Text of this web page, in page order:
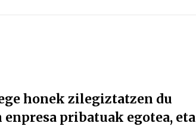
honek zilegiztatzen du
pribatuak egotea, eta